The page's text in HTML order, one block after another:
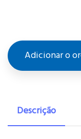
Adicionar o
Descrição